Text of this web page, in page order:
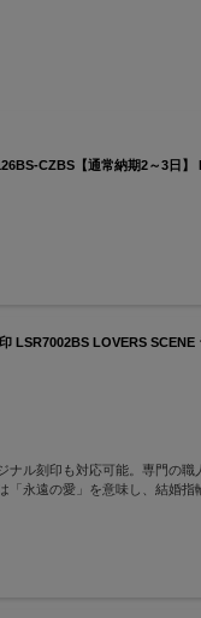
CZBS【通常納期2～3日
LSR7002BS LOVERS
ル刻印も対応可能。専門の職
永遠の愛」を意味し、結婚